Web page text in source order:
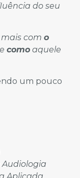
do seu
com o
como aquele
um pouco